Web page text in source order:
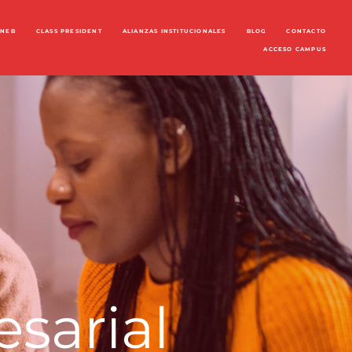
CLASS PRESIDENT ALIANZAS INSTITUCIONALES BLOG CONTACTO
ACCESO CAMPUS